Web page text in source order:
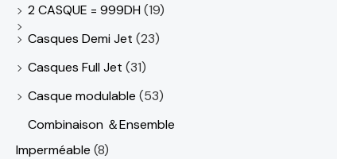
2 CASQUE = 999DH(19)
Casques Demi Jet (23)
Casques Full Jet (31)
Casque modulable (53)
Combinaison ＆Ensemble
Imperméable (8)